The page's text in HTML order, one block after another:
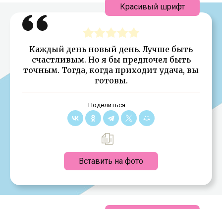
Каждый день новый день. Лучше быть
счастливым. Но я бы предпочел быть
точным. Тогда, когда приходит удача, вы
готовы.
Поделиться:
Вставить на фото
Красивый шрифт